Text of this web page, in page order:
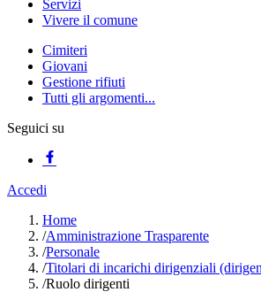
Servizi
Vivere il comune
Cimiteri
Giovani
Gestione rifiuti
Tutti gli argomenti...
Seguici su
Accedi
Home
/Amministrazione Trasparente
/Personale
/Titolari di incarichi dirigenziali
/Ruolo dirigenti